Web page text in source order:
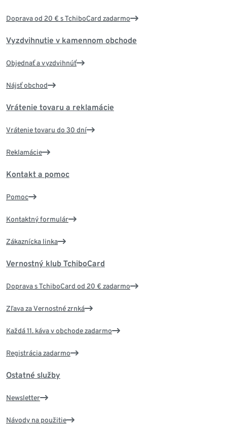
Doprava od 20 € s TchiboCard zadarmo
Vyzdvihnutie v kamennom obchode
Objednať a vyzdvihnúť
Nájsť obchod
Vrátenie tovaru a reklamácie
Vrátenie tovaru do 30 dní
Reklamácie
Kontakt a pomoc
Pomoc
Kontaktný formulár
Zákaznícka linka
Vernostný klub TchiboCard
Doprava s TchiboCard od 20 € zadarmo
Zľava za Vernostné zrnká
Každá 11. káva v obchode zadarmo
Registrácia zadarmo
Ostatné služby
Newsletter
Návody na použitie